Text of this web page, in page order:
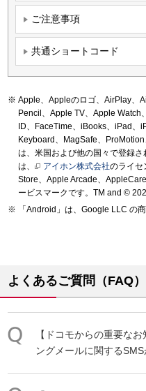
ご注意事項
共通ショートコード
Apple、Appleのロゴ、AirPlay、
Pencil、Apple TV、Apple
ID、FaceTime、iBooks、iPad
Keyboard、MagSafe、
は、米国および他の国々で登録
は、
アイホン株式会社のライセ
Store、Apple Arcade、
ービスマークです。TM and ©
「Android」は、Google LLC の
よくあるご質問（FAQ）
【ドコモからの重要な
ングメールに関するSMS